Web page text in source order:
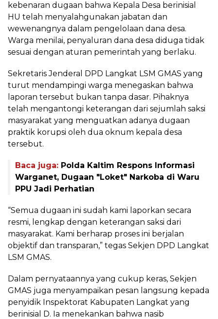
kebenaran dugaan bahwa Kepala Desa berinisial
HU telah menyalahgunakan jabatan dan
wewenangnya dalam pengelolaan dana desa.
Warga menilai, penyaluran dana desa diduga tidak
sesuai dengan aturan pemerintah yang berlaku.
Sekretaris Jenderal DPD Langkat LSM GMAS yang
turut mendampingi warga menegaskan bahwa
laporan tersebut bukan tanpa dasar. Pihaknya
telah mengantongi keterangan dari sejumlah saksi
masyarakat yang menguatkan adanya dugaan
praktik korupsi oleh dua oknum kepala desa
tersebut.
Baca juga: Polda Kaltim Respons Informasi
Warganet, Dugaan "Loket" Narkoba di Waru
PPU Jadi Perhatian
“Semua dugaan ini sudah kami laporkan secara
resmi, lengkap dengan keterangan saksi dari
masyarakat. Kami berharap proses ini berjalan
objektif dan transparan,” tegas Sekjen DPD Langkat
LSM GMAS.
Dalam pernyataannya yang cukup keras, Sekjen
GMAS juga menyampaikan pesan langsung kepada
penyidik Inspektorat Kabupaten Langkat yang
berinisial D. Ia menekankan bahwa nasib